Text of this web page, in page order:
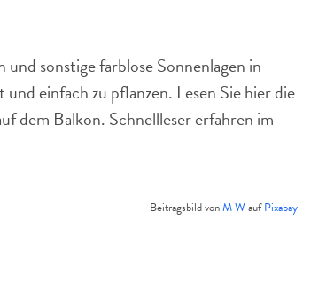
sonstige farblose Sonnenlagen in
einfach zu pflanzen. Lesen Sie hier die
dem Balkon. Schnellleser erfahren im
Beitragsbild vonM WaufPixabay